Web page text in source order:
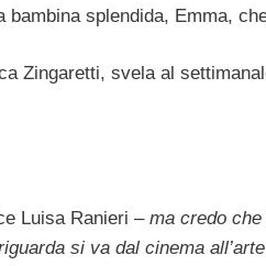
bambina splendida, Emma,
Zingaretti, svela al
Luisa Ranieri – ma credo
si va dal cinema